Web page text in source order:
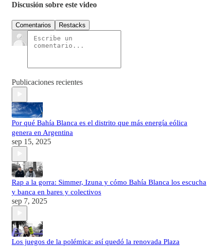
Discusión sobre este video
Comentarios Restacks
Publicaciones recientes
Por qué Bahía Blanca es el distrito que más energía eólica
genera en Argentina
sep 15, 2025
Rap a la gorra: Simmer, Izuna y cómo Bahía Blanca los escucha
y banca en bares y colectivos
sep 7, 2025
Los juegos de la polémica: así quedó la renovada Plaza